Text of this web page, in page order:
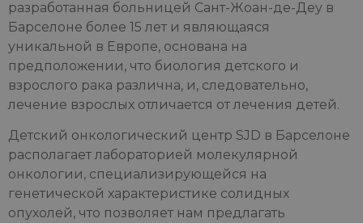
разработанная больницей Сант-Жоан-де-Деу в
Барселоне более 15 лет и являющаяся
уникальной в Европе, основана на
предположении, что биология детского и
взрослого рака различна, и, следовательно,
лечение взрослых отличается от лечения детей.
Детский онкологический центр SJD в Барселоне
располагает лабораторией молекулярной
онкологии, специализирующейся на
генетической характеристике солидных
опухолей, что позволяет нам предлагать